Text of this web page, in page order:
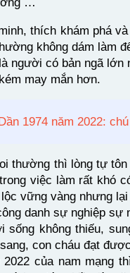
thích khám phá
không dám làm
người có bản ngã lớn
may mắn hơn.
1974 năm 2022:
thường thì lòng tự
việc làm rất khó
vững vàng nhưng
danh sự nghiệp sự
không thiếu,
con cháu đạt
của nam mạng